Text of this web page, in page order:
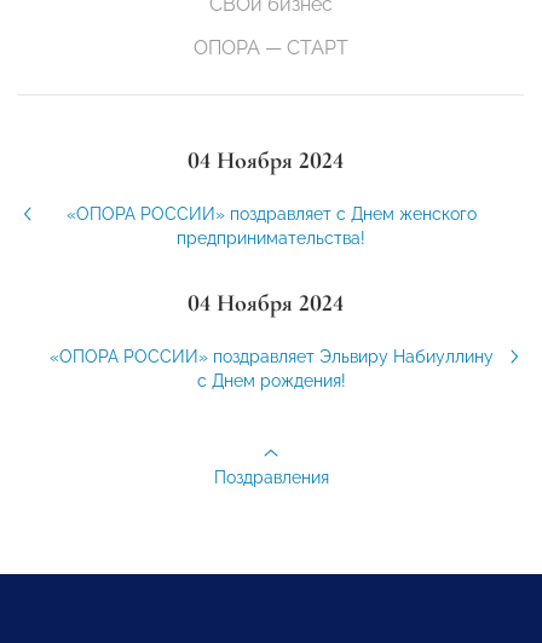
ОПОРА — СТАРТ
04 Ноября 2024
«ОПОРА РОССИИ» поздравляет с Днем женского
предпринимательства!
04 Ноября 2024
«ОПОРА РОССИИ» поздравляет Эльвиру Набиуллину
с Днем рождения!
Поздравления